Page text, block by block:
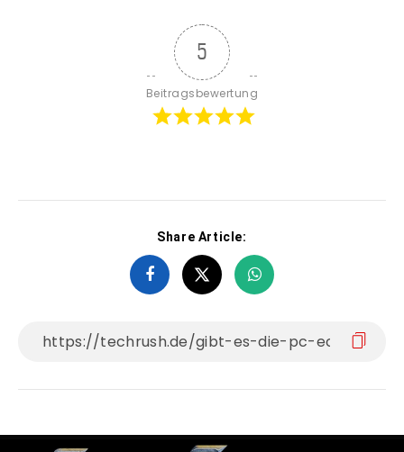
5
Beitragsbewertung
Share Article: